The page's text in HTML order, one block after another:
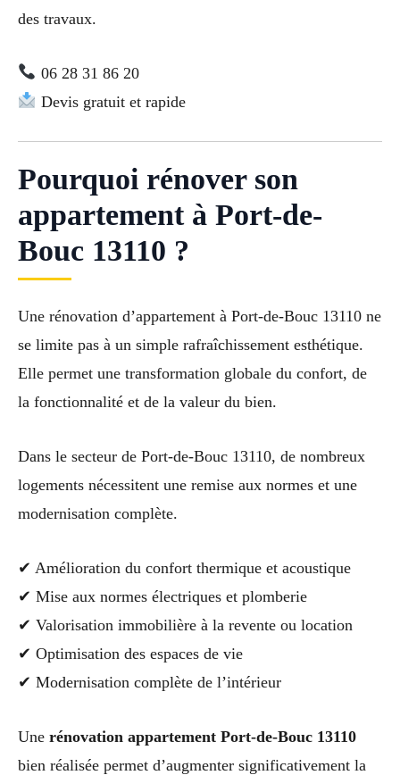
des travaux.
06 28 31 86 20
Devis gratuit et rapide
Pourquoi rénover son
appartement à Port-de-
Bouc 13110 ?
Une rénovation d’appartement à Port-de-Bouc 13110 ne
se limite pas à un simple rafraîchissement esthétique.
Elle permet une transformation globale du confort, de
la fonctionnalité et de la valeur du bien.
Dans le secteur de Port-de-Bouc 13110, de nombreux
logements nécessitent une remise aux normes et une
modernisation complète.
✔ Amélioration du confort thermique et acoustique
✔ Mise aux normes électriques et plomberie
✔ Valorisation immobilière à la revente ou location
✔ Optimisation des espaces de vie
✔ Modernisation complète de l’intérieur
Une rénovation appartement Port-de-Bouc 13110
bien réalisée permet d’augmenter significativement la